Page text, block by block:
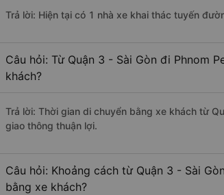
Trả lời: Hiện tại có 1 nhà xe khai thác tuyến
Câu hỏi: Từ Quận 3 - Sài Gòn đi Phnom
khách?
Trả lời: Thời gian di chuyển bằng xe khách từ
giao thông thuận lợi.
Câu hỏi: Khoảng cách từ Quận 3 - Sài
bằng xe khách?